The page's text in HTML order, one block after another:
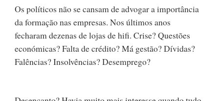
Os políticos não se cansam de advogar a importância
da formação nas empresas. Nos últimos anos
fecharam dezenas de lojas de hifi. Crise? Questões
económicas? Falta de crédito? Má gestão? Dívidas?
Falências? Insolvências? Desemprego?